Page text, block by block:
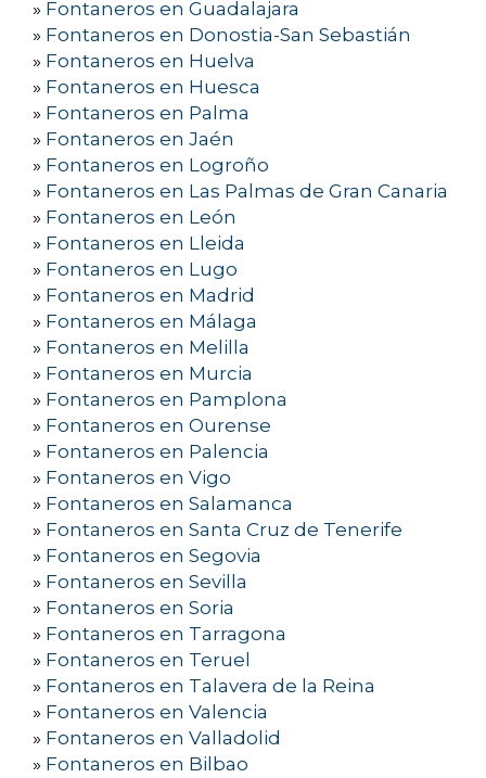
» Fontaneros en Guadalajara
» Fontaneros en Donostia-San Sebastián
» Fontaneros en Huelva
» Fontaneros en Huesca
» Fontaneros en Palma
» Fontaneros en Jaén
» Fontaneros en Logroño
» Fontaneros en Las Palmas de Gran Canaria
» Fontaneros en León
» Fontaneros en Lleida
» Fontaneros en Lugo
» Fontaneros en Madrid
» Fontaneros en Málaga
» Fontaneros en Melilla
» Fontaneros en Murcia
» Fontaneros en Pamplona
» Fontaneros en Ourense
» Fontaneros en Palencia
» Fontaneros en Vigo
» Fontaneros en Salamanca
» Fontaneros en Santa Cruz de Tenerife
» Fontaneros en Segovia
» Fontaneros en Sevilla
» Fontaneros en Soria
» Fontaneros en Tarragona
» Fontaneros en Teruel
» Fontaneros en Talavera de la Reina
» Fontaneros en Valencia
» Fontaneros en Valladolid
» Fontaneros en Bilbao